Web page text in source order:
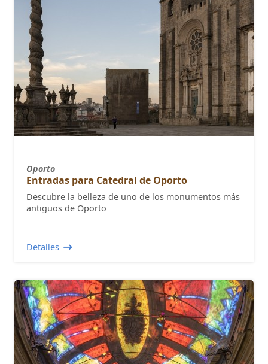
Oporto
Entradas para Catedral de Oporto
Descubre la belleza de uno de los monumentos más
antiguos de Oporto
Detalles